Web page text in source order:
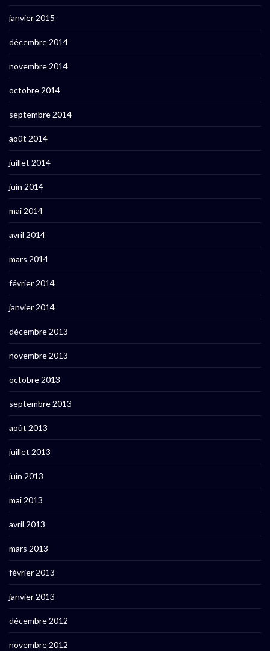
janvier 2015
décembre 2014
novembre 2014
octobre 2014
septembre 2014
août 2014
juillet 2014
juin 2014
mai 2014
avril 2014
mars 2014
février 2014
janvier 2014
décembre 2013
novembre 2013
octobre 2013
septembre 2013
août 2013
juillet 2013
juin 2013
mai 2013
avril 2013
mars 2013
février 2013
janvier 2013
décembre 2012
novembre 2012